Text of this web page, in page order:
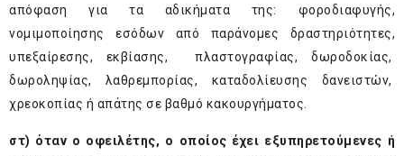
απόφαση για τα αδικήματα της: φοροδιαφυγής,
νομιμοποίησης εσόδων από παράνομες δραστηριότητες,
υπεξαίρεσης, εκβίασης, πλαστογραφίας, δωροδοκίας,
δωροληψίας, λαθρεμπορίας, καταδολίευσης δανειστών,
χρεοκοπίας ή απάτης σε βαθμό κακουργήματος.
στ) όταν ο οφειλέτης, ο οποίος έχει εξυπηρετούμενες ή